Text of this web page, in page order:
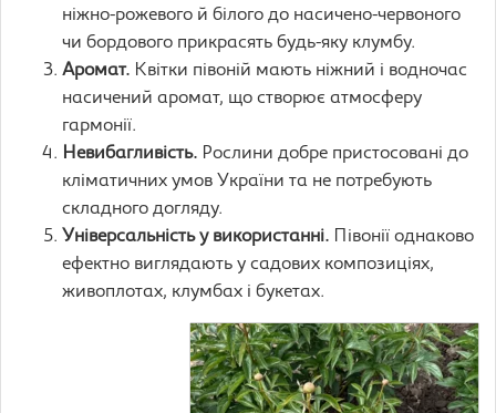
ніжно-рожевого й білого до насичено-червоного
чи бордового прикрасять будь-яку клумбу.
Аромат. Квітки півоній мають ніжний і водночас
насичений аромат, що створює атмосферу
гармонії.
Невибагливість. Рослини добре пристосовані до
кліматичних умов України та не потребують
складного догляду.
Універсальність у використанні. Півонії однаково
ефектно виглядають у садових композиціях,
живоплотах, клумбах і букетах.